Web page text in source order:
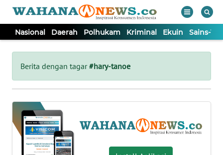
Nasional Daerah Polhukam Kriminal Ekuin Sains-
Berita dengan tagar#hary-tanoe
Tutup
NASIONAL
DAERAH
POLHUKAM